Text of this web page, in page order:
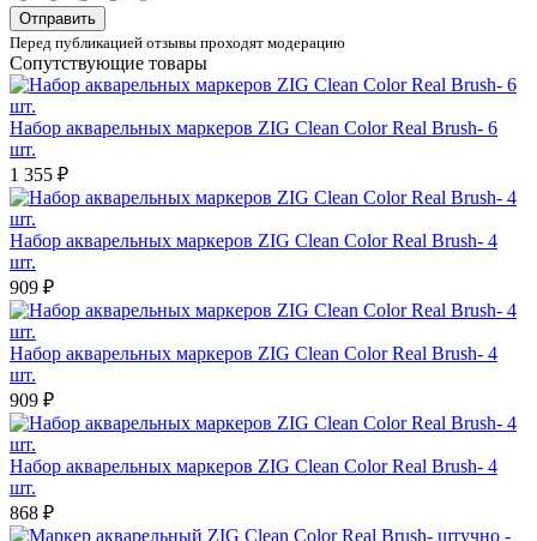
Отправить
Перед публикацией отзывы проходят модерацию
Сопутствующие товары
Набор акварельных маркеров ZIG Clean Color Real Brush- 6
шт.
1 355 ₽
Набор акварельных маркеров ZIG Clean Color Real Brush- 4
шт.
909 ₽
Набор акварельных маркеров ZIG Clean Color Real Brush- 4
шт.
909 ₽
Набор акварельных маркеров ZIG Clean Color Real Brush- 4
шт.
868 ₽